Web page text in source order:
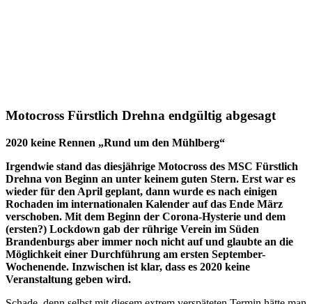
Motocross Fürstlich Drehna endgültig abgesagt
2020 keine Rennen „Rund um den Mühlberg“
Irgendwie stand das diesjährige Motocross des MSC Fürstlich
Drehna von Beginn an unter keinem guten Stern. Erst war es
wieder für den April geplant, dann wurde es nach einigen
Rochaden im internationalen Kalender auf das Ende März
verschoben. Mit dem Beginn der Corona-Hysterie und dem
(ersten?) Lockdown gab der rührige Verein im Süden
Brandenburgs aber immer noch nicht auf und glaubte an die
Möglichkeit einer Durchführung am ersten September-
Wochenende. Inzwischen ist klar, dass es 2020 keine
Veranstaltung geben wird.